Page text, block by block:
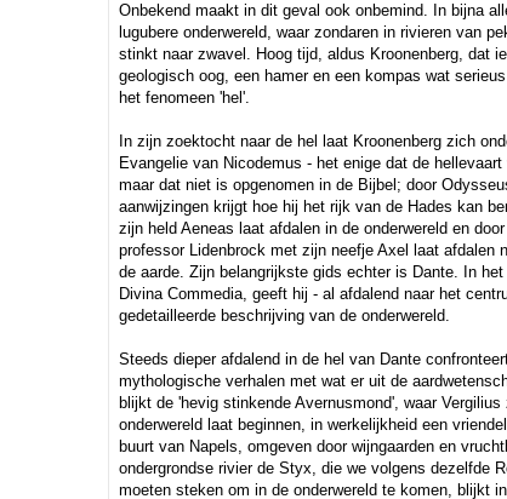
Onbekend maakt in dit geval ook onbemind. In bijna
lugubere onderwereld, waar zondaren in rivieren van
stinkt naar zwavel. Hoog tijd, aldus Kroonenberg, dat
geologisch oog, een hamer en een kompas wat
het fenomeen 'hel'.
In zijn zoektocht naar de hel laat Kroonenberg zich
Evangelie van Nicodemus - het enige dat de
maar dat niet is opgenomen in de Bijbel; door
aanwijzingen krijgt hoe hij het rijk van de Hades kan
zijn held Aeneas laat afdalen in de onderwereld en
professor Lidenbrock met zijn neefje Axel laat afdalen
de aarde. Zijn belangrijkste gids echter is Dante. In
Divina Commedia, geeft hij - al afdalend naar het
gedetailleerde beschrijving van de onderwereld.
Steeds dieper afdalend in de hel van Dante
mythologische verhalen met wat er uit de
blijkt de 'hevig stinkende Avernusmond', waar
onderwereld laat beginnen, in werkelijkheid een
buurt van Napels, omgeven door wijngaarden en
ondergrondse rivier de Styx, die we volgens dezelfde
moeten steken om in de onderwereld te komen, blijkt